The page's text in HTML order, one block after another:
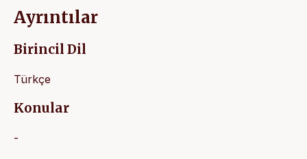
Ayrıntılar
Birincil Dil
Türkçe
Konular
-